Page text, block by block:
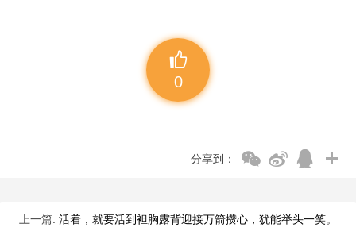
0
分享到：
上一篇: 活着，就要活到袒胸露背迎接万箭攒心，犹能举头一笑。